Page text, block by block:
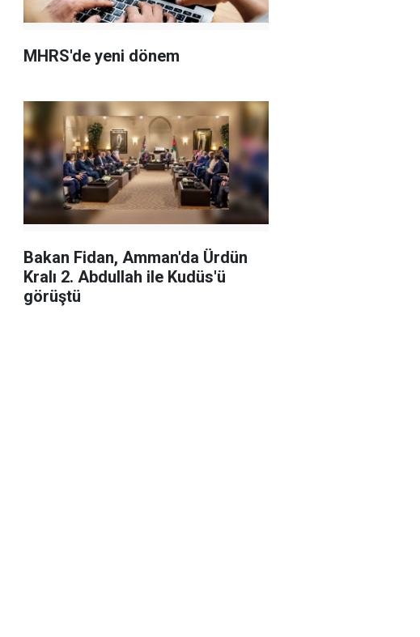
MHRS'de yeni dönem
Bakan Fidan, Amman'da Ürdün
Kralı 2. Abdullah ile Kudüs'ü
görüştü